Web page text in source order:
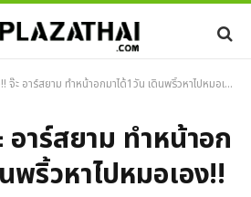
ะ อาร์สยาม ทำหน้าอกมาได้1วัน เดินพริ้วหาไปหมอเอง!!
อาร์สยาม ทำหน้าอก
พริ้วหาไปหมอเอง!!